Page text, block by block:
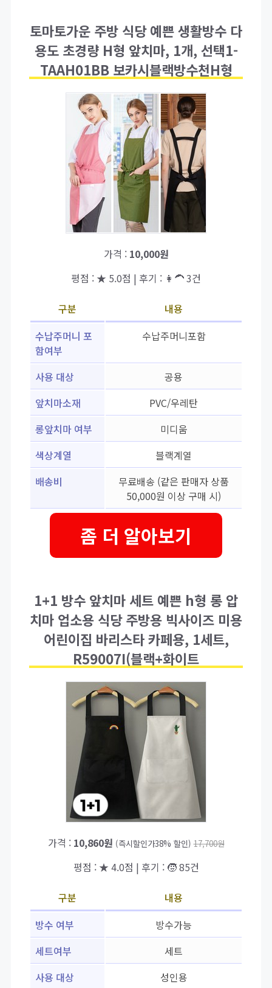
토마토가운 주방 식당 예쁜 생활방수 다
용도 초경량 H형 앞치마, 1개, 선택1-
TAAH01BB 보카시블랙방수천H형
가격 : 10,000원
평점 : ★ 5.0점 | 후기 : 👩‍🦱 3건
구분
내용
수납주머니 포
함여부
수납주머니포함
사용 대상
공용
앞치마소재
PVC/우레탄
롱앞치마 여부
미디움
색상계열
블랙계열
배송비
무료배송 (같은 판매자 상품
50,000원 이상 구매 시)
좀 더 알아보기
1+1 방수 앞치마 세트 예쁜 h형 롱 압
치마 업소용 식당 주방용 빅사이즈 미용
어린이집 바리스타 카페용, 1세트,
R59007I(블랙+화이트
가격 : 10,860원 (즉시할인가38% 할인) 17,700원
평점 : ★ 4.0점 | 후기 : 🧒 85건
구분
내용
방수 여부
방수가능
세트여부
세트
사용 대상
성인용